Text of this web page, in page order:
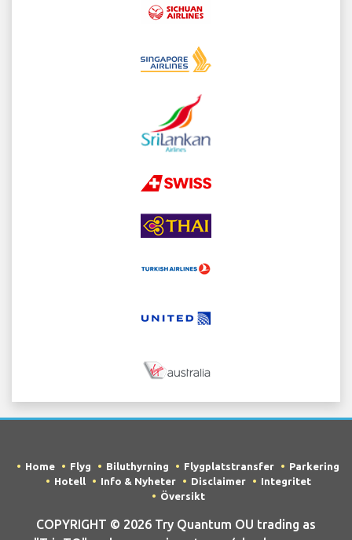
Home Flyg Biluthyrning Flygplatstransfer
Parkering
Hotell
Info & Nyheter Disclaimer
Integritet
Översikt
COPYRIGHT © 2026 Try Quantum OU trading as